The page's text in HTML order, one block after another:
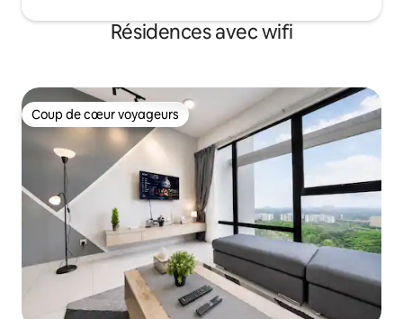
Résidences avec wifi
Coup de cœur voyageurs
Coup de cœur voyageurs